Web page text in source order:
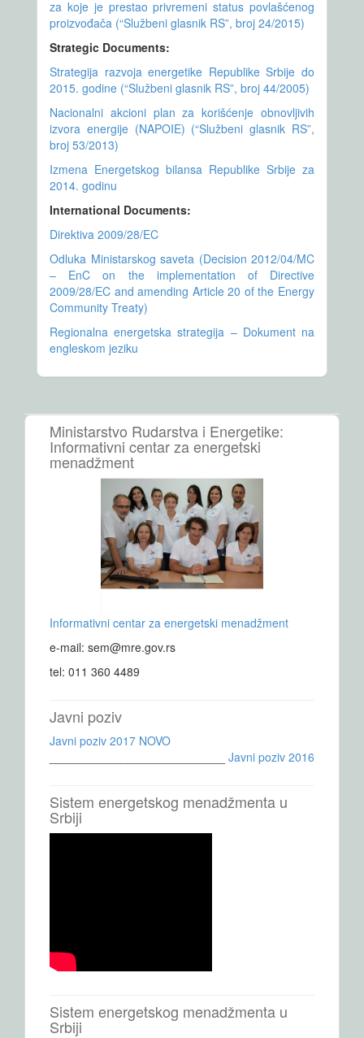
za koje je prestao privremeni status povlašćenog
proizvođača (“Službeni glasnik RS”, broj 24/2015)
Strategic Documents:
Strategija razvoja energetike Republike Srbije do
2015. godine (“Službeni glasnik RS”, broj 44/2005)
Nacionalni akcioni plan za korišćenje obnovljivih
izvora energije (NAPOIE) (“Službeni glasnik RS”,
broj 53/2013)
Izmena Energetskog bilansa Republike Srbije za
2014. godinu
International Documents:
Direktiva 2009/28/EC
Odluka Ministarskog saveta (Decision 2012/04/MC
– EnC on the implementation of Directive
2009/28/EC and amending Article 20 of the Energy
Community Treaty)
Regionalna energetska strategija – Dokument na
engleskom jeziku
Ministarstvo Rudarstva i Energetike:
Informativni centar za energetski
menadžment
Informativni centar za energetski menadžment
e-mail: sem@mre.gov.rs
tel: 011 360 4489
Javni poziv
Javni poziv 2017 NOVO
Javni poziv 2016
Sistem energetskog menadžmenta u
Srbiji
Sistem energetskog menadžmenta u
Srbiji